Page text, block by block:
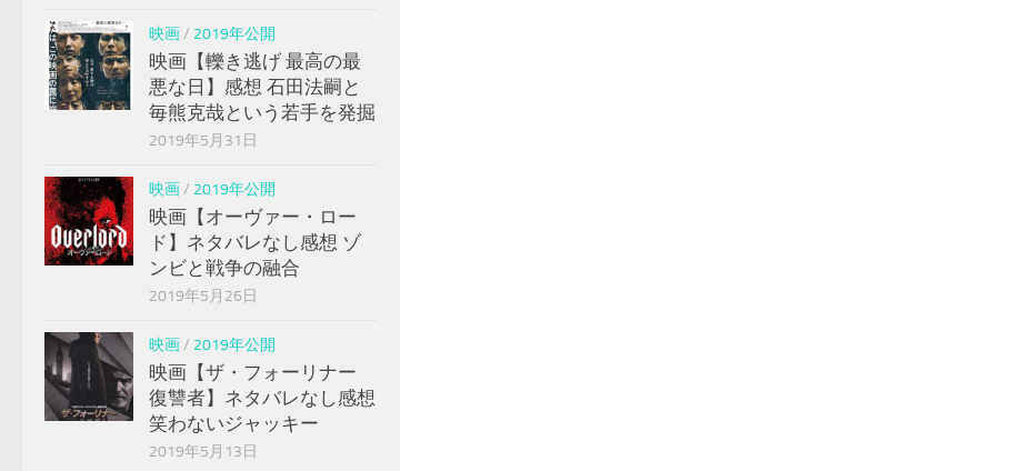
映画/ 2019年公開
映画【轢き逃げ 最高の最
悪な日】感想 石田法嗣と
毎熊克哉という若手を発掘
2019年5月31日
映画/ 2019年公開
映画【オーヴァー・ロー
ド】ネタバレなし感想 ゾ
ンビと戦争の融合
2019年5月26日
映画/ 2019年公開
映画【ザ・フォーリナー
復讐者】ネタバレなし感想
笑わないジャッキー
2019年5月13日